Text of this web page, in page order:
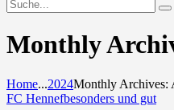
Monthly
Home...2024Monthly Archives:
FC Hennefbesonders und gut